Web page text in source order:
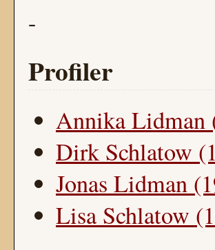
-
Profiler
Annika Lidman
Dirk Schlatow
Jonas Lidman
Lisa Schlatow